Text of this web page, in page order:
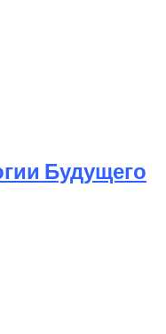
Будущего